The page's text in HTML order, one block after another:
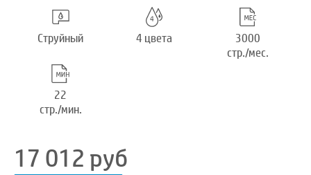
Струйный 4 цвета
3000
стр./мес.
22
стр./мин.
17 012 руб